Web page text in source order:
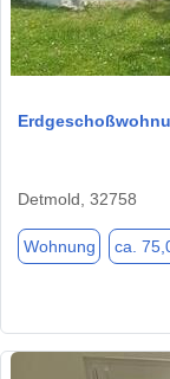
Detmold, 32758
Wohnung ca.